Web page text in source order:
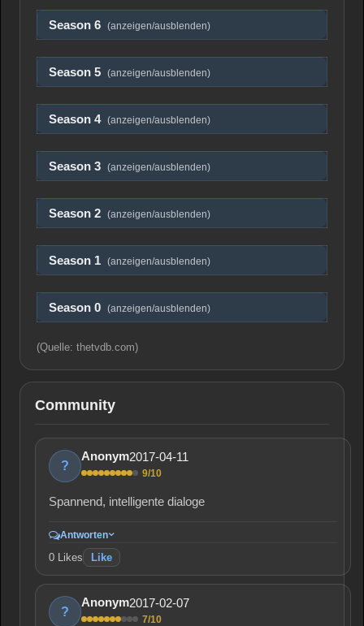
Season 6 (anzeigen/ausblenden)
Season 5 (anzeigen/ausblenden)
Season 4 (anzeigen/ausblenden)
Season 3 (anzeigen/ausblenden)
Season 2 (anzeigen/ausblenden)
Season 1 (anzeigen/ausblenden)
Season 0 (anzeigen/ausblenden)
(Quelle: thetvdb.com)
Community
?
Anonym2017-04-11
9/10
Spannend, intelligente dialoge
Antworten
0 Likes Like
?
Anonym2017-02-07
7/10